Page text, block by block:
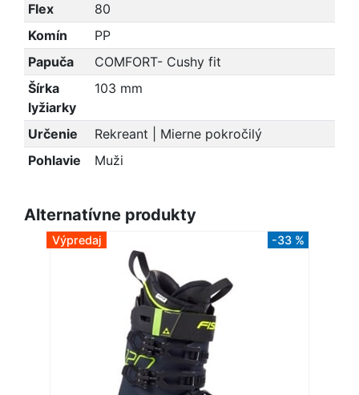
Flex
80
Komín
PP
Papuča
COMFORT- Cushy fit
Šírka
lyžiarky
103 mm
Určenie
Rekreant | Mierne pokročilý
Pohlavie
Muži
Alternatívne produkty
Výpredaj -33 %